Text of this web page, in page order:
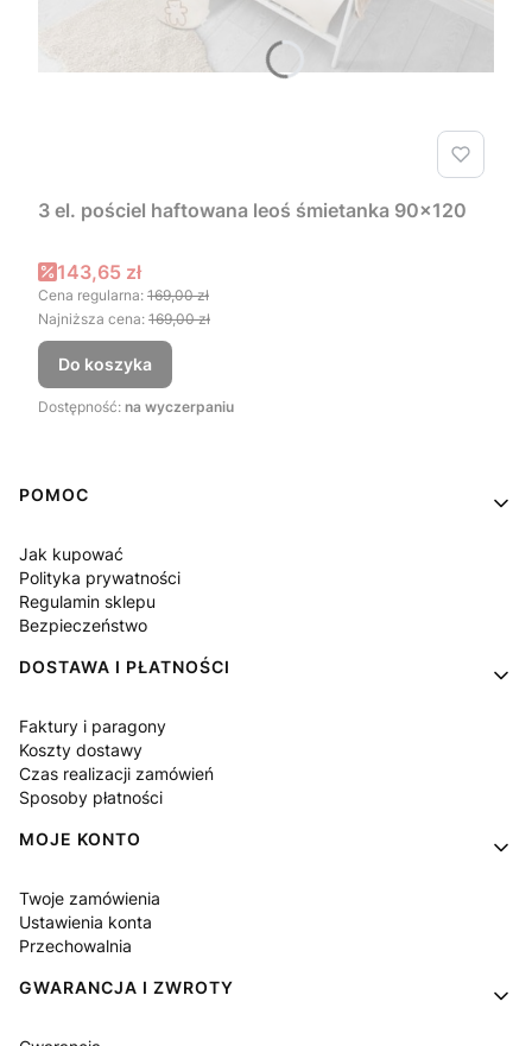
3 el. pościel haftowana leoś śmietanka 90x120
Cena promocyjna
143,65 zł
Cena regularna: 169,00 zł
Najniższa cena: 169,00 zł
Do koszyka
Dostępność: na wyczerpaniu
Linki w stopce
POMOC
Jak kupować
Polityka prywatności
Regulamin sklepu
Bezpieczeństwo
DOSTAWA I PŁATNOŚCI
Faktury i paragony
Koszty dostawy
Czas realizacji zamówień
Sposoby płatności
MOJE KONTO
Twoje zamówienia
Ustawienia konta
Przechowalnia
GWARANCJA I ZWROTY